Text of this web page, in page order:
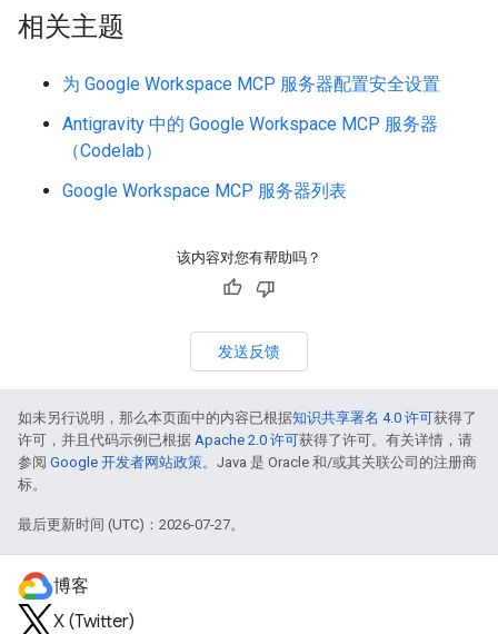
相关主题
为 Google Workspace MCP 服务器配置安全设置
Antigravity 中的 Google Workspace MCP 服务器
（Codelab）
Google Workspace MCP 服务器列表
该内容对您有帮助吗？
发送反馈
如未另行说明，那么本页面中的内容已根据知识共享署名 4.0 许可获得了
许可，并且代码示例已根据 Apache 2.0 许可获得了许可。有关详情，请
参阅 Google 开发者网站政策。Java 是 Oracle 和/或其关联公司的注册商
标。
最后更新时间 (UTC)：2026-07-27。
博客
X (Twitter)